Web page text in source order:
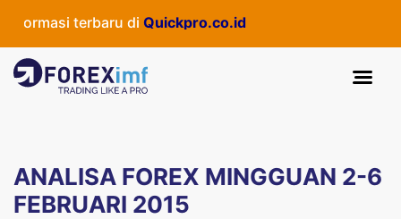
terbaru diQuickpro.co.id
ANALISA FOREX MINGGUAN 2-6
FEBRUARI 2015